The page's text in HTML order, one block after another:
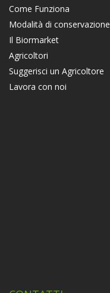
Come Funziona
Modalità di conservazione
Il Biormarket
Agricoltori
Suggerisci un Agricoltore
Lavora con noi